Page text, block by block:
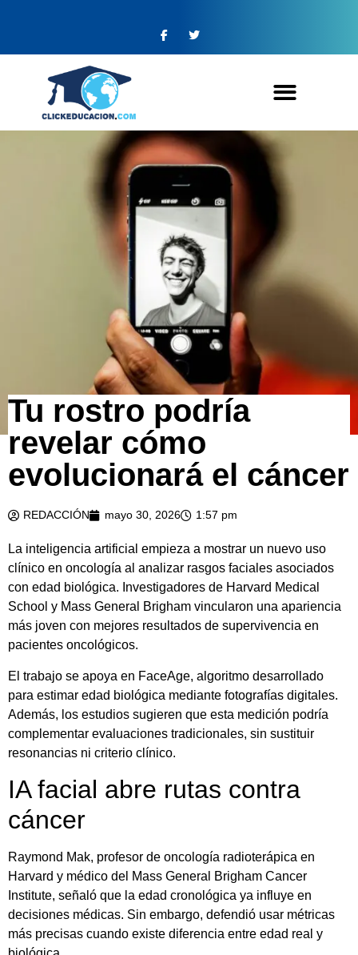
Tu rostro podría
revelar cómo
evolucionará el cáncer
REDACCIÓN mayo 30, 2026 1:57 pm
La inteligencia artificial empieza a mostrar un nuevo uso
clínico en oncología al analizar rasgos faciales asociados
con edad biológica. Investigadores de Harvard Medical
School y Mass General Brigham vincularon una apariencia
más joven con mejores resultados de supervivencia en
pacientes oncológicos.
El trabajo se apoya en FaceAge, algoritmo desarrollado
para estimar edad biológica mediante fotografías digitales.
Además, los estudios sugieren que esta medición podría
complementar evaluaciones tradicionales, sin sustituir
resonancias ni criterio clínico.
IA facial abre rutas contra
cáncer
Raymond Mak, profesor de oncología radioterápica en
Harvard y médico del Mass General Brigham Cancer
Institute, señaló que la edad cronológica ya influye en
decisiones médicas. Sin embargo, defendió usar métricas
más precisas cuando existe diferencia entre edad real y